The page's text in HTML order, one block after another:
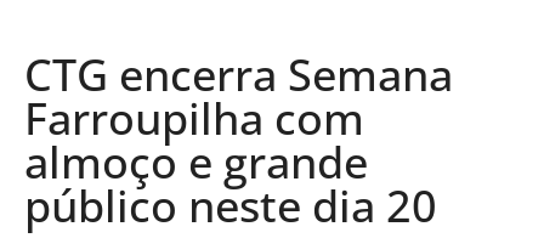
CTG encerra Semana
Farroupilha com
almoço e grande
público neste dia 20